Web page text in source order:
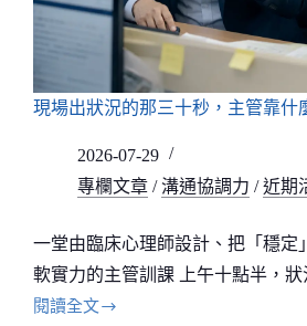
現場出狀況的那三十秒，主管靠什
2026-07-29
專欄文章 / 溝通協調力 /近期
一堂由臨床心理師設計、把「穩定
軟實力的主管訓課 上午十點半，
閱讀全文